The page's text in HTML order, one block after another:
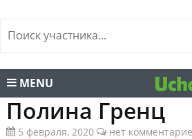
MENU
Полина Гренц
5 февраля, 2020 нет